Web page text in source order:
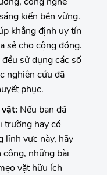
kiến bền vững.
khẳng định uy tín
sẻ cho cộng đồng.
sử dụng các số
nghiên cứu đã
phục.
Nếu bạn đã
trường hay có
lĩnh vực này, hãy
công, những bài
vặt hữu ích